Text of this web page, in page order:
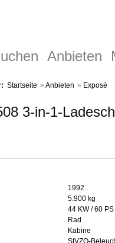
Anbieten
Startseite » Anbieten » Exposé
3-in-1-
1992
5.900 kg
44 KW / 60 PS
Rad
Kabine
StVZO-